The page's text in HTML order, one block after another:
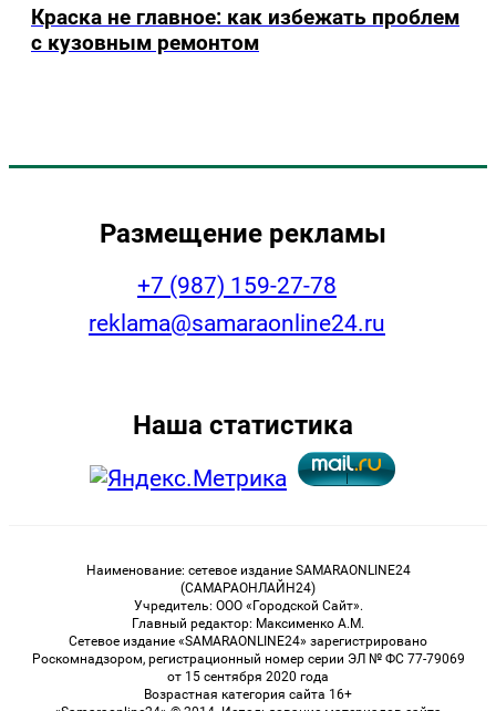
Краска не главное: как избежать проблем
с кузовным ремонтом
Размещение рекламы
+7 (987) 159-27-78
reklama@samaraonline24.ru
Наша статистика
Наименование: сетевое издание SAMARAONLINE24
(САМАРАОНЛАЙН24)
Учредитель: ООО «Городской Сайт».
Главный редактор: Максименко А.М.
Сетевое издание «SAMARAONLINE24» зарегистрировано
Роскомнадзором, регистрационный номер серии ЭЛ № ФС 77-79069
от 15 сентября 2020 года
Возрастная категория сайта 16+